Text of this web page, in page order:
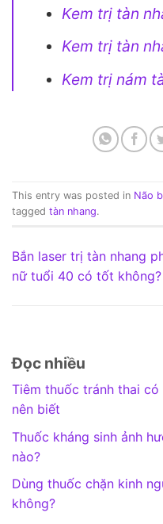
Kem trị tàn
Kem trị tàn
Kem trị nám
This entry was posted in Não
tagged tàn nhang.
Bắn laser trị tàn nhang
nữ tuổi 40 có tốt không?
Đọc nhiều
Tiêm thuốc tránh thai
nên biết
Thuốc kháng sinh ảnh
nào?
Dùng thuốc chặn kinh
không?